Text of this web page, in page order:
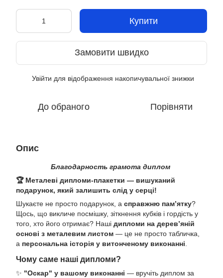
Купити
Замовити швидко
Увійти для відображення накопичувальної знижки
До обраного Порівняти
Опис
Благодарность грамота диплом
🏆 Металеві дипломи-плакетки — вишуканий
подарунок, який залишить слід у серці!
Шукаєте не просто подарунок, а справжню пам’ятку?
Щось, що викличе посмішку, зіткнення кубків і гордість у
того, хто його отримає? Наші дипломи на дерев’яній
основі з металевим листом — це не просто табличка,
а персональна історія у витонченому виконанні
Чому саме наші дипломи?
✨ "Оскар" у вашому виконанні — вручіть диплом за